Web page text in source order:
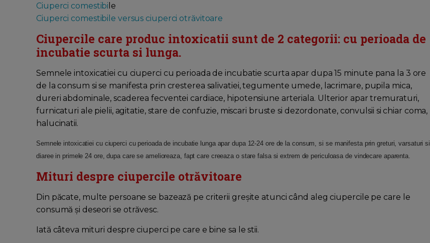
Ciuperci comestibi le
Ciuperci comestibile versus ciuperci otrăvitoare
Ciupercile care produc intoxicatii sunt de 2 categorii: cu perioada de
incubatie scurta si lunga.
Semnele intoxicatiei cu ciuperci cu perioada de incubatie scurta apar dupa 15 minute pana la 3 ore
de la consum si se manifesta prin cresterea salivatiei, tegumente umede, lacrimare, pupila mica,
dureri abdominale, scaderea fecventei cardiace, hipotensiune arteriala. Ulterior apar tremuraturi,
furnicaturi ale pielii, agitatie, stare de confuzie, miscari bruste si dezordonate, convulsii si chiar coma,
halucinatii.
Semnele intoxicatiei cu ciuperci cu perioada de incubatie lunga apar dupa 12-24 ore de la consum, si se manifesta prin greturi, varsaturi si
diaree in primele 24 ore, dupa care se amelioreaza, fapt care creeaza o stare falsa si extrem de periculoasa de vindecare aparenta.
Mituri despre ciupercile otrăvitoare
Din păcate, multe persoane se bazează pe criterii greşite atunci când aleg ciupercile pe care le
consumă şi deseori se otrăvesc.
Iată câteva mituri despre ciuperci pe care e bine sa le stii.